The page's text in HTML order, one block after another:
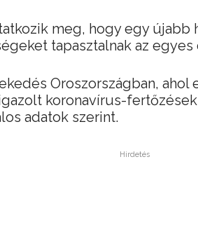
meg, hogy egy
tapasztalnak az egyes
Oroszországban, ahol
koronavírus-fertőzések
adatok szerint.
Hirdetés